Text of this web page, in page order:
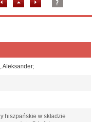
Aleksander;
hiszpańskie w składzie